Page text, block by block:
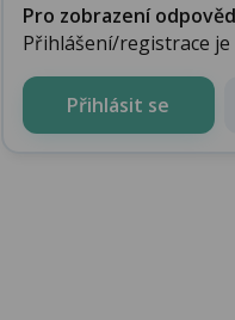
Pro zobrazení
Přihlášení/registrace
Přihlásit se